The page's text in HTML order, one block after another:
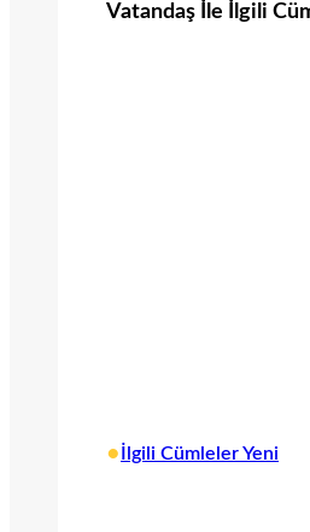
Vatandaş İle İlgili
• İlgili Cümleler Yeni